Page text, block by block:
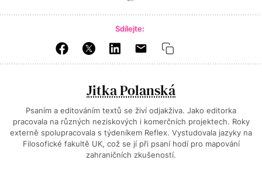
Sdílejte:
Jitka Polanská
Psaním a editováním textů se živí odjakživa. Jako editorka
pracovala na různých neziskových i komerčních projektech. Roky
externě spolupracovala s týdeníkem Reflex. Vystudovala jazyky na
Filosofické fakultě UK, což se jí při psaní hodí pro mapování
zahraničních zkušeností.